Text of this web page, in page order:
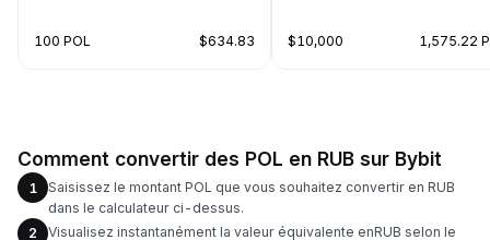
100 POL $634.83 $10,000 1,575.22
Comment convertir des POL en RUB sur Bybit
1
Saisissez le montant POL que vous souhaitez convertir en RUB
dans le calculateur ci-dessus.
2
Visualisez instantanément la valeur équivalente enRUB selon le